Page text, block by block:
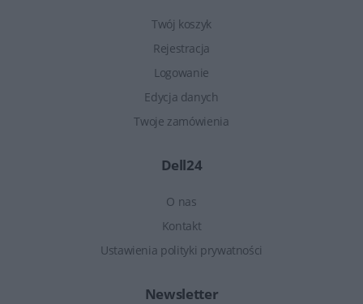
Twój koszyk
Rejestracja
Logowanie
Edycja danych
Twoje zamówienia
Dell24
O nas
Kontakt
Ustawienia polityki prywatności
Newsletter